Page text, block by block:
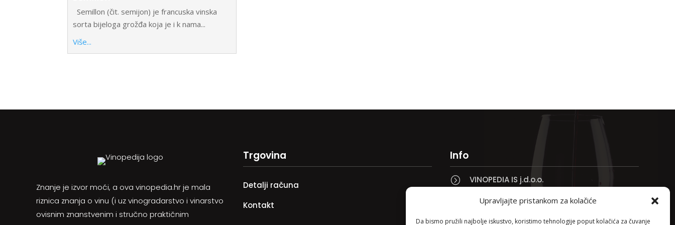
Upravljajte pristankom za kolačiće
Da bismo pružili najbolje iskustvo, koristimo tehnologije poput kolačića za čuvanje
Semillon (čit. semijon) je francuska vinska
sorta bijeloga grožđa koja je i k nama...
Više...
Znanje je izvor moći, a ova vinopedia.hr je mala
riznica znanja o vinu (i uz vinogradarstvo i vinarstvo
ovisnim znanstvenim i stručno praktičnim
Trgovina
Detalji računa
Kontakt
Info
= VINOPEDIA IS j.d.o.o.
Taklo 3, 51250 Novi Vinodolski
 Bojana +385 91 738 3613